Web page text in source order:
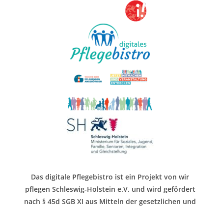
Das digitale Pflegebistro ist ein Projekt von wir
pflegen Schleswig-Holstein e.V. und wird gefördert
nach § 45d SGB XI aus Mitteln der gesetzlichen und